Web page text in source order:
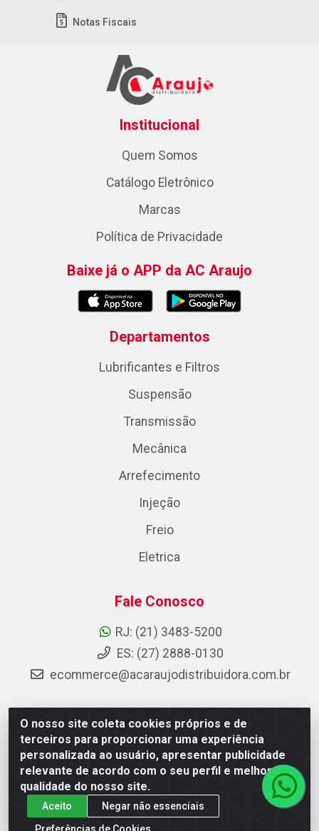
O nosso site coleta cookies próprios e de
terceiros para proporcionar uma experiência
personalizada ao usuário, apresentar publicidade
relevante de acordo com o seu perfil e melhorar a
qualidade do nosso site.
Aceito
Negar não essenciais
Preferências de Cookies
Notas Fiscais
Institucional
Quem Somos
Catálogo Eletrônico
Marcas
Política de Privacidade
Baixe já o APP da AC Araujo
Departamentos
Lubrificantes e Filtros
Suspensão
Transmissão
Mecânica
Arrefecimento
Injeção
Freio
Eletrica
Fale Conosco
RJ: (21) 3483-5200
ES: (27) 2888-0130
ecommerce@acaraujodistribuidora.com.br
AC Araujo Distribuidora - Rua Carneiro de Campos, 42 -
São Cristóvão, Rio de Janeiro/RJ - CEP 20.920-410 -
CNPJ 08.744.753/0003-85